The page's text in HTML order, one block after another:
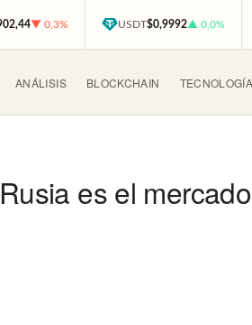
▼ 0,3% USDT$0,9992▲ 0,0%
ANÁLISIS BLOCKCHAIN TECNOLOGÍA
es el